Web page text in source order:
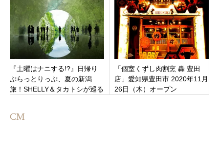
がうますぎる！
『土曜はナニする!?』日帰り
ぷらっとりっぷ、夏の新潟
旅！SHELLY＆タカトシが巡る
「個室くずし肉割烹 轟 豊田
店」愛知県豊田市 2020年11月
26日（木）オープン
CM